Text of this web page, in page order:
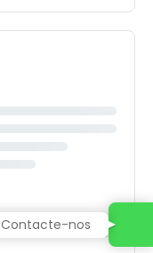
Contacte-nos